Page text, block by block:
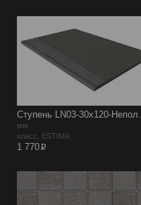
Ступень LN03-30x120-Непол.
мм
класс, ESTIMA
1 770p